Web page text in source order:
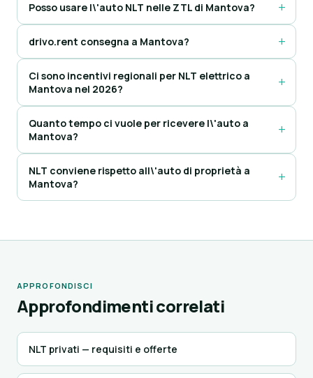
Posso usare l\'auto NLT nelle ZTL di Mantova?
drivo.rent consegna a Mantova?
Ci sono incentivi regionali per NLT elettrico a
Mantova nel 2026?
Quanto tempo ci vuole per ricevere l\'auto a
Mantova?
NLT conviene rispetto all\'auto di proprietà a
Mantova?
APPROFONDISCI
Approfondimenti correlati
NLT privati — requisiti e offerte